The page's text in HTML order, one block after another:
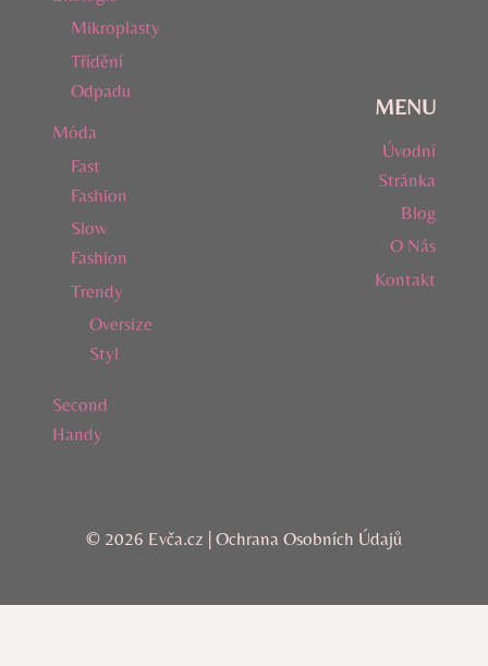
Mikroplasty
Třídění
Odpadu
Móda
Fast
Fashion
Slow
Fashion
Trendy
Oversize
Styl
Second
Handy
MENU
Úvodní
Stránka
Blog
O Nás
Kontakt
© 2026 Evča.cz | Ochrana Osobních Údajů